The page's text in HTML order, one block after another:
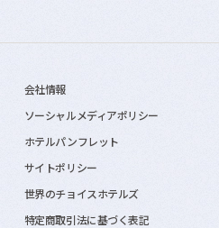
会社情報
ソーシャルメディアポリシー
ホテルパンフレット
サイトポリシー
世界のチョイスホテルズ
特定商取引法に基づく表記